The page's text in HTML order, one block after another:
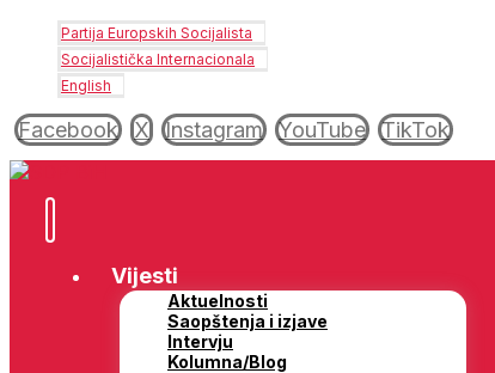
Partija Europskih Socijalista
Socijalistička Internacionala
English
Facebook X Instagram YouTube TikTok
Vijesti
Aktuelnosti
Saopštenja i izjave
Intervju
Kolumna/Blog